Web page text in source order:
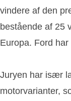
vindere af den
bestående af 25
Europa. Ford
Juryen har især
motorvarianter,